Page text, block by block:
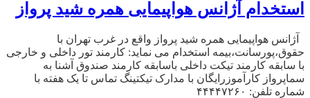
استخدام آژانس هواپیمایی همره شید پرواز
آژانس هواپیمایی همره شید پرواز واقع در غرب تهران با
حقوق،پورسانت،بیمه استخدام می نماید: کارمند تور داخلی و خارجی
با سابقه کارمند تیکت داخلی باسابقه کارمند صندوق آشنا به
سماپرواز کارآموزرایگان با مدارک تیکتینگ تماس تا یک هفته با
شماره تلفن: ۴۴۴۴۷۲۶۰